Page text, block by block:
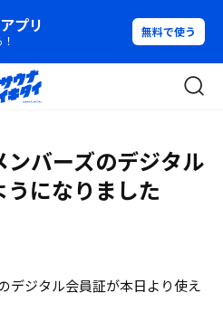
プリ 無料で使う
バーズのデジタル
になりました
デジタル会員証が本日より使え